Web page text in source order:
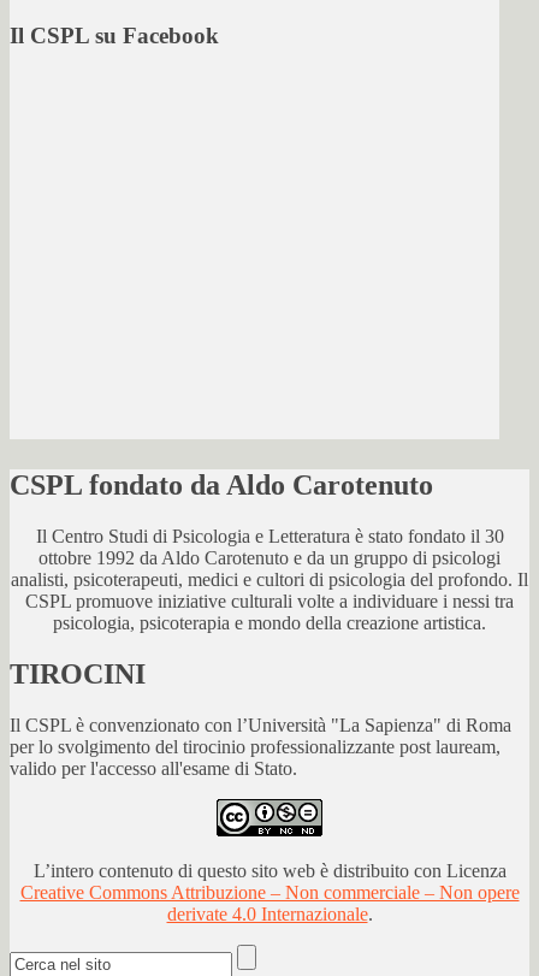
Il CSPL su Facebook
CSPL fondato da Aldo Carotenuto
Il Centro Studi di Psicologia e Letteratura è stato fondato il 30
ottobre 1992 da Aldo Carotenuto e da un gruppo di psicologi
analisti, psicoterapeuti, medici e cultori di psicologia del profondo. Il
CSPL promuove iniziative culturali volte a individuare i nessi tra
psicologia, psicoterapia e mondo della creazione artistica.
TIROCINI
Il CSPL è convenzionato con l’Università "La Sapienza" di Roma
per lo svolgimento del tirocinio professionalizzante post lauream,
valido per l'accesso all'esame di Stato.
L’intero contenuto di questo sito web è distribuito con Licenza
Creative Commons Attribuzione – Non commerciale – Non opere
derivate 4.0 Internazionale.